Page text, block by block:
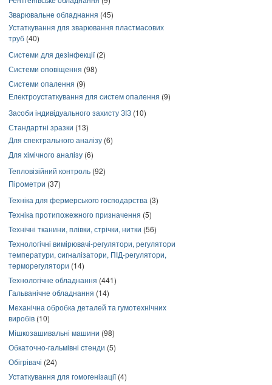
Зварювальне обладнання (45)
Устаткування для зварювання пластмасових
труб (40)
Системи для дезінфекції(2)
Системи оповіщення (98)
Системи опалення (9)
Електроустаткування для систем опалення (9)
Засоби індивідуального захисту ЗІЗ (10)
Стандартні зразки (13)
Для спектрального аналізу (6)
Для хімічного аналізу (6)
Тепловізійний контроль (92)
Пірометри (37)
Техніка для фермерського господарства (3)
Техніка протипожежного призначення (5)
Технічні тканини, плівки, стрічки, нитки (56)
Технологічні вимірювачі-регулятори, регулятори
температури, сигналізатори, ПІД-регулятори,
терморегулятори (14)
Технологічне обладнання (441)
Гальванічне обладнання (14)
Механічна обробка деталей та гумотехнічних
виробів (10)
Мішкозашивальні машини (98)
Обкаточно-гальмівні стенди (5)
Обігрівачі (24)
Устаткування для гомогенізації(4)